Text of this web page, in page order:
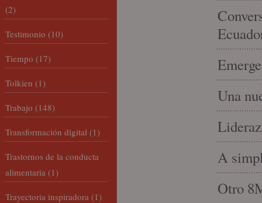
Una
A
Otro
(2)
Testimonio (10)
Tiempo (17)
Tolkien (1)
Trabajo (148)
Transformación digital (1)
Trastornos de la conducta
alimentaria (1)
Trayectoria inspiradora (1)